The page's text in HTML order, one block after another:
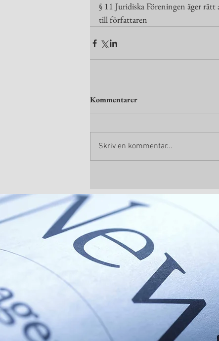
§ 11 Juridiska Föreningen äger
till författaren
Kommentarer
Skriv en kommentar...